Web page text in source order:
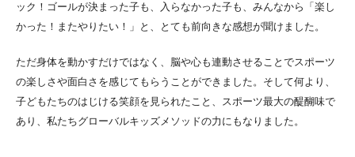
ック！ゴールが決まった子も、入らなかった子も、みんなから「楽し
かった！またやりたい！」と、とても前向きな感想が聞けました。
ただ身体を動かすだけではなく、脳や心も連動させることでスポーツ
の楽しさや面白さを感じてもらうことができました。そして何より、
子どもたちのはじける笑顔を見られたこと、スポーツ最大の醍醐味で
あり、私たちグローバルキッズメソッドの力にもなりました。